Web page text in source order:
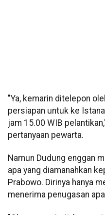
"Ya, kemarin ditelepon
persiapan untuk ke
jam 15.00 WIB
pertanyaan pewarta.
Namun Dudung enggan
apa yang diamanahkan
Prabowo. Dirinya hanya
menerima penugasan